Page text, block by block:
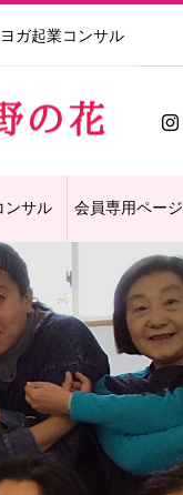
ガ起業コンサル
ンサル 会員専用ページ